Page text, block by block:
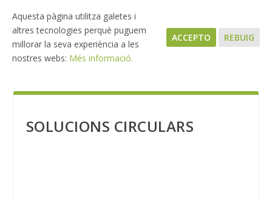
SOLUCIONS CIRCULARS
Aquesta pàgina utilitza galetes i
altres tecnologies perquè puguem
millorar la seva experiència a les
nostres webs: Més informació.
ACCEPTO REBUIG